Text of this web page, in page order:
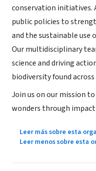
conservation initiatives.
public policies to
and the sustainable use
Our multidisciplinary
science and driving
biodiversity found
Join us on our mission
wonders through
Leer más sobre esta
Leer menos sobre esta